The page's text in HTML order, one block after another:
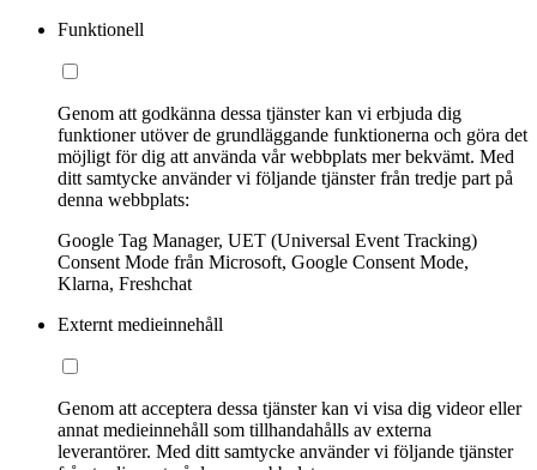
Funktionell
Genom att godkänna dessa tjänster kan vi erbjuda dig
funktioner utöver de grundläggande funktionerna och göra det
möjligt för dig att använda vår webbplats mer bekvämt. Med
ditt samtycke använder vi följande tjänster från tredje part på
denna webbplats:
Google Tag Manager, UET (Universal Event Tracking)
Consent Mode från Microsoft, Google Consent Mode,
Klarna, Freshchat
Externt medieinnehåll
Genom att acceptera dessa tjänster kan vi visa dig videor eller
annat medieinnehåll som tillhandahålls av externa
leverantörer. Med ditt samtycke använder vi följande tjänster